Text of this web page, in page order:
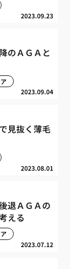
2023.09.23
のＡＧＡと
2023.09.04
見抜く薄毛
2023.08.01
退ＡＧＡの
える
2023.07.12